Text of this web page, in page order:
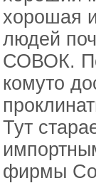
хорошая
людей
СОВОК.
комуто
Тут
фирмы